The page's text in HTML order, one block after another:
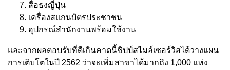
สื่อธงญี่ปุ่น
เครื่องสแกนบัตรประชาชน
อุปกรณ์สำนักงานพร้อมใช้งาน
และจากผลตอบรับที่ดีเกินคาดนี้ชิปป์สไมล์เซอร์วิสได้วางแผน
การเติบโตในปี 2562 ว่าจะเพิ่มสาขาได้มากถึง 1,000 แห่ง